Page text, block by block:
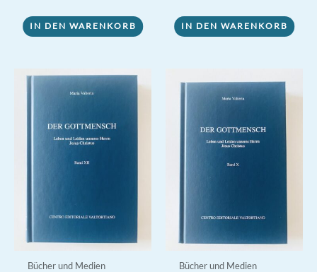
IN DEN WARENKORB IN DEN WARENKORB
Bücher und Medien Bücher und Medien